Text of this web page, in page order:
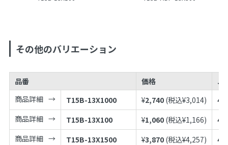
その他のバリエーション
品番 価格
商品詳細
T15B-13X1000 ¥2,740 (税込¥3,014)
商品詳細
T15B-13X100 ¥1,060 (税込¥1,166)
商品詳細
T15B-13X1500 ¥3,870 (税込¥4,257)